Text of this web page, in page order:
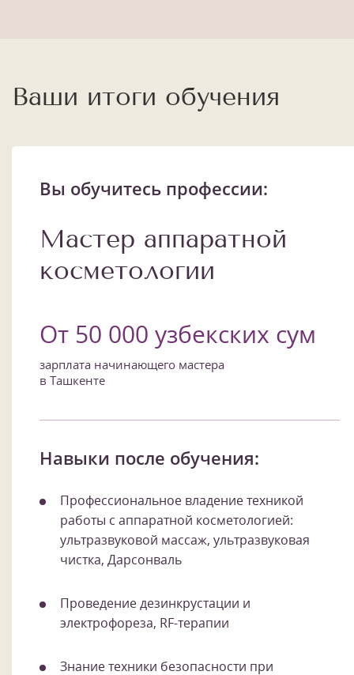
Ваши итоги обучения
Вы обучитесь профессии:
Мастер аппаратной
косметологии
От 50 000 узбекских сум
зарплата начинающего мастера
в Ташкенте
Навыки после обучения:
Профессиональное владение техникой
работы с аппаратной косметологией:
ультразвуковой массаж, ультразвуковая
чистка, Дарсонваль
Проведение дезинкрустации и
электрофореза, RF-терапии
Знание техники безопасности при